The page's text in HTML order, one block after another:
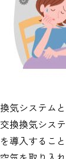
換気システム
交換換気シス
を導入するこ